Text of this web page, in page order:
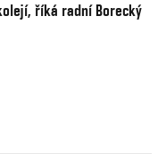
říká radní Borecký